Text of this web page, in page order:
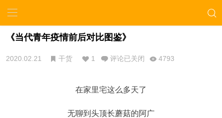
《当代青年疫情前后对比图鉴》
2020.02.21 干货 1 评论已关闭 4793
在家里宅这么多天了
无聊到头顶长蘑菇的阿广